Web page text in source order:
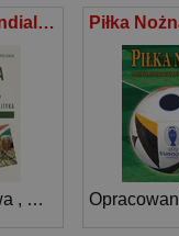
Operacja Mundial Futbol, korupcja, polityka. 1930-2026
, Remigiusz Półtorak